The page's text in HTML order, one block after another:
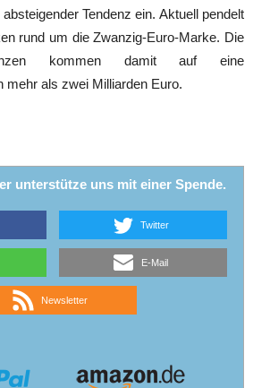
Tendenz ein. Aktuell pendelt
rund um die Zwanzig-Euro-Marke. Die
kommen damit auf eine
mehr als zwei Milliarden Euro.
unterstütze uns mit einer Spende.
Twitter
E-Mail
Newsletter